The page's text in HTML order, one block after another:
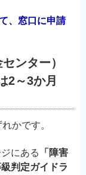
、窓口に申請
ンター）
2～3か月
かです。
にある
「障害
判定ガイドラ